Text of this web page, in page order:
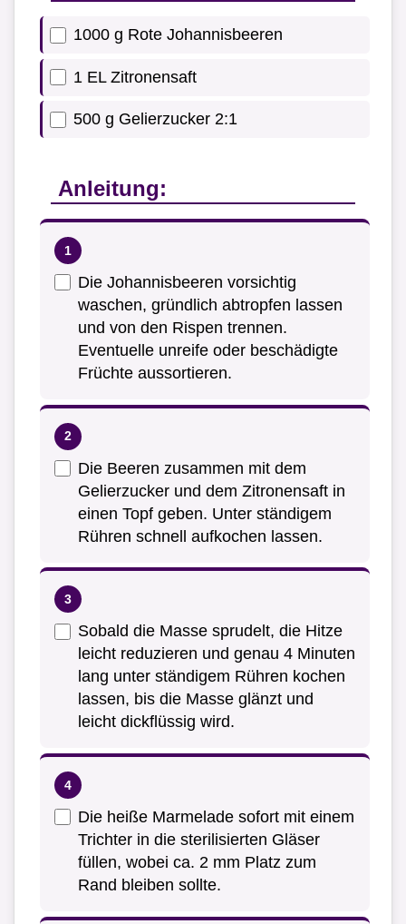
1000 g Rote Johannisbeeren
1 EL Zitronensaft
500 g Gelierzucker 2:1
Anleitung:
Die Johannisbeeren vorsichtig
waschen, gründlich abtropfen lassen
und von den Rispen trennen.
Eventuelle unreife oder beschädigte
Früchte aussortieren.
Die Beeren zusammen mit dem
Gelierzucker und dem Zitronensaft in
einen Topf geben. Unter ständigem
Rühren schnell aufkochen lassen.
Sobald die Masse sprudelt, die Hitze
leicht reduzieren und genau 4 Minuten
lang unter ständigem Rühren kochen
lassen, bis die Masse glänzt und
leicht dickflüssig wird.
Die heiße Marmelade sofort mit einem
Trichter in die sterilisierten Gläser
füllen, wobei ca. 2 mm Platz zum
Rand bleiben sollte.